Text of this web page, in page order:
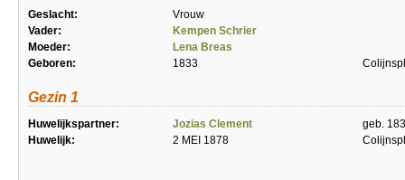
Geslacht:
Vrouw
Vader:
Kempen Schrier
Moeder:
Lena Breas
Geboren:
1833
Gezin 1
Huwelijkspartner: Jozias Clement
geb.
Huwelijk:
2 MEI 1878